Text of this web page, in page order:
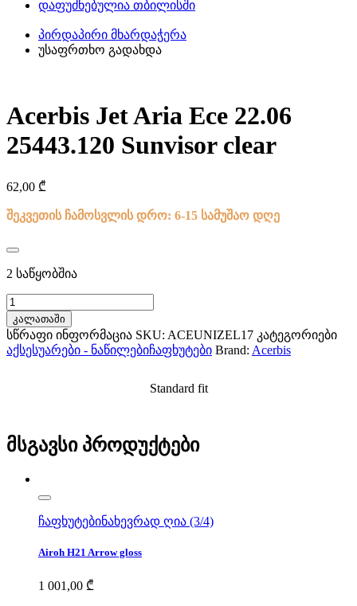
დაფუძნებულია თბილისში
პირდაპირი მხარდაჭერა
უსაფრთხო გადახდა
Acerbis Jet Aria Ece 22.06
25443.120 Sunvisor clear
62,00 ₾
შეკვეთის ჩამოსვლის დრო: 6-15 სამუშაო დღე
2 საწყობშია
Acerbis
Jet
Aria
Ece
22.06
კალათაში
სწრაფი ინფორმაცია SKU: ACEUNIZEL17 კატეგორიები
აქსესუარები - ნაწილებიჩაფხუტები Brand: Acerbis
Standard fit
მსგავსი პროდუქტები
ჩაფხუტებინახევრად ღია (3/4)
Airoh H21 Arrow gloss
1 001,00 ₾